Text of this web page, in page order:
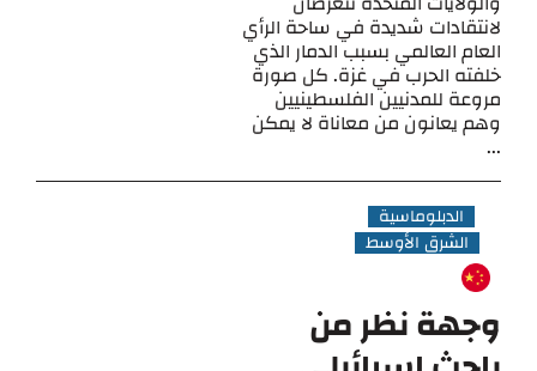
لانتقادات شديدة في ساحة الرأي
العام العالمي بسبب الدمار الذي
خلفته الحرب في غزة. كل صورة
مروعة للمدنيين الفلسطينيين
وهم يعانون من معاناة لا يمكن
...
الدبلوماسية
الشرق الأوسط
وجهة نظر من